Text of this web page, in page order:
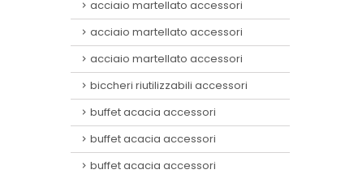
acciaio martellato accessori
acciaio martellato accessori
acciaio martellato accessori
biccheri riutilizzabili accessori
buffet acacia accessori
buffet acacia accessori
buffet acacia accessori